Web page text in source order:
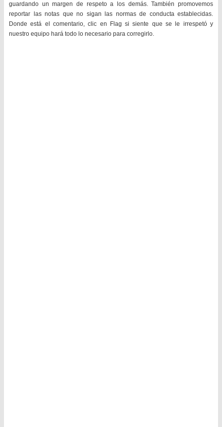
guardando un margen de respeto a los demás. También promovemos
reportar las notas que no sigan las normas de conducta establecidas.
Donde está el comentario, clic en Flag si siente que se le irrespetó y
nuestro equipo hará todo lo necesario para corregirlo.